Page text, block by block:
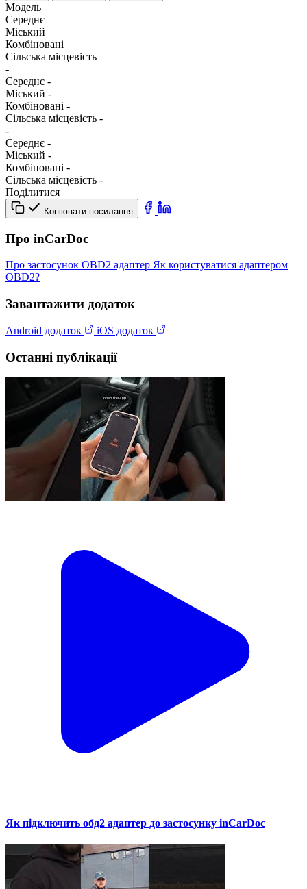
Модель
Середнє
Міський
Комбіновані
Сільська місцевість
-
Середнє -
Міський -
Комбіновані -
Сільська місцевість -
-
Середнє -
Міський -
Комбіновані -
Сільська місцевість -
Поділитися
Копіювати посилання
Про inCarDoc
Про застосунок OBD2 адаптер Як користуватися адаптером
OBD2?
Завантажити додаток
Android додаток iOS додаток
Останні публікації
Як підключить обд2 адаптер до застосунку inCarDoc